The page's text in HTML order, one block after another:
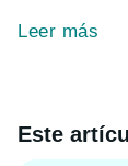
Leer más
Este